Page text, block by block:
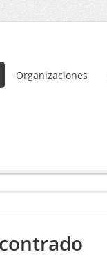
Organizaciones